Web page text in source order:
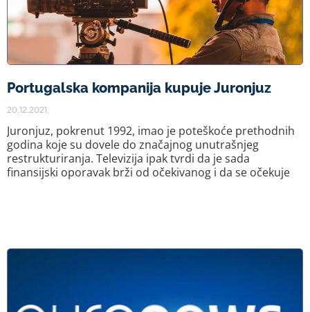
Portugalska kompanija kupuje Juronjuz
20.12.2021.
Juronjuz, pokrenut 1992, imao je poteškoće prethodnih
godina koje su dovele do značajnog unutrašnjeg
restrukturiranja. Televizija ipak tvrdi da je sada
finansijski oporavak brži od očekivanog i da se očekuje